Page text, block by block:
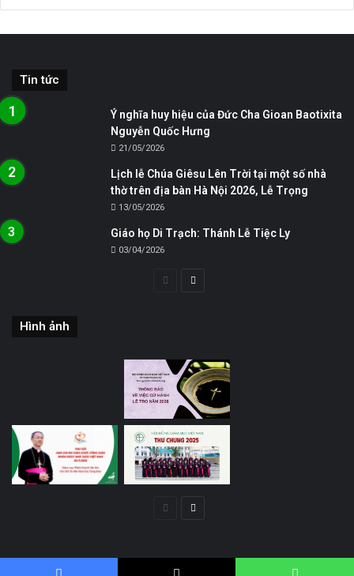
Tin tức
Ý nghĩa huy hiệu của Đức Cha Gioan Baotixita
Nguyễn Quốc Hưng
21/05/2026
Lịch lễ Chúa Giêsu Lên Trời tại một số nhà
thờ trên địa bàn Hà Nội 2026, Lễ Trọng
13/05/2026
Giáo họ Di Trạch: Thánh Lễ Tiệc Ly
03/04/2026
Trang Trang
Hình ảnh
Trang Trang